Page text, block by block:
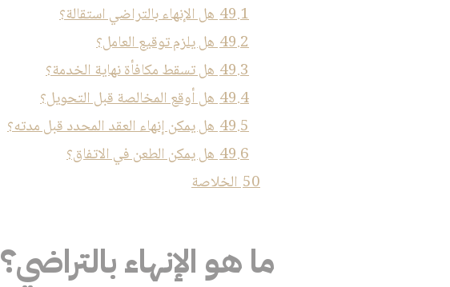
49.1هل الإنهاء بالتراضي استقالة؟
49.2هل يلزم توقيع العامل؟
49.3هل تسقط مكافأة نهاية الخدمة؟
49.4هل أوقع المخالصة قبل التحويل؟
49.5هل يمكن إنهاء العقد المحدد قبل مدته؟
49.6هل يمكن الطعن في الاتفاق؟
50الخلاصة
ما هو الإنهاء بالتراضي؟